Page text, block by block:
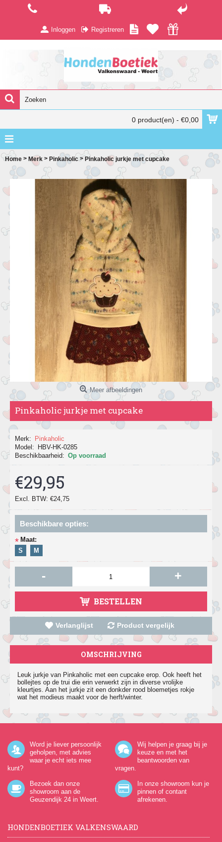
Inloggen Registreren
0 product(en) - €0,00
Home > Merk > Pinkaholic >Pinkaholic jurkje met cupcake
Meer afbeeldingen
Pinkaholic jurkje met cupcake
Merk:
Pinkaholic
Model:
HBV-HK-0285
Beschikbaarheid: Op voorraad
€29,95
Excl. BTW: €24,75
Beschikbare opties:
* Maat:
S
M
- +
BESTELLEN
Verlanglijst Product vergelijk
OMSCHRIJVING
Leuk jurkje van Pinkaholic met een cupcake erop. Ook heeft het
bollejtes op de trui die erin verwerkt zijn in diverse vrolijke
kleurtjes. Aan het jurkje zit een donkder rood bloemetjes rokje
wat het modieus maakt voor de herft/winter.
Word je liever persoonlijk
geholpen, met advies
waar je echt iets mee
kunt?
Wij helpen je graag bij je
keuze en met het
beantwoorden van
vragen.
Bezoek dan onze
showroom aan de
Geuzendijk 24 in Weert.
In onze showroom kun je
pinnen of contant
afrekenen.
HONDENBOETIEK VALKENSWAARD